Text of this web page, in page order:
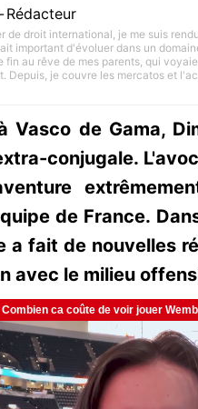
-Rédacteur
de droit international, je me suis
important d'évoluer dans un
fin au rêve de mes parents, qui
Depuis, je couvre les mercatos et
Vasco de Gama,
conjugale.
de France.
a fait de nouvelles
avec le milieu